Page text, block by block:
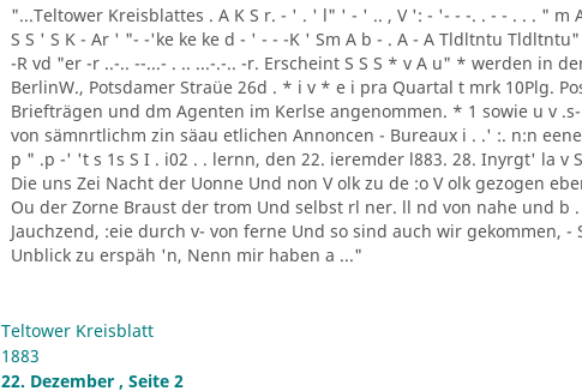
"...Teltower Kreisblattes . A K S r. - ' . ' l" ' - ' .. , V ': - '- - -. . - - . . . " m
S S ' S K - Ar ' "- -'ke ke ke d - ' - - -K ' Sm A b - . A - A Tldltntu
-R vd "er -r ..-.. --...- . .. ...-.-.. -r. Erscheint S S S * v A u" * werden in
BerlinW., Potsdamer Straüe 26d . * i v * e i pra Quartal t mrk 10Plg.
Briefträgen und dm Agenten im Kerlse angenommen. * 1 sowie u v
von sämnrtlichm zin säau etlichen Annoncen - Bureaux i . .' :. n:n
p " .p -' 't s 1s S I . i02 . . lernn, den 22. ieremder l883. 28. Inyrgt' la v
Die uns Zei Nacht der Uonne Und non V olk zu de :o V olk gezogen
Ou der Zorne Braust der trom Und selbst rl ner. ll nd von nahe und b
Jauchzend, :eie durch v- von ferne Und so sind auch wir gekommen, -
Unblick zu erspäh 'n, Nenn mir haben a ..."
Teltower Kreisblatt
1883
22. Dezember , Seite 2